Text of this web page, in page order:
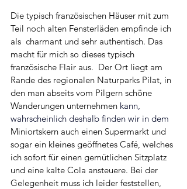
Die typisch französischen Häuser mit zum
Teil noch alten Fensterläden empfinde ich
als  charmant und sehr authentisch. Das
macht für mich so dieses typisch
französische Flair aus.  Der Ort liegt am
Rande des regionalen Naturparks Pilat, in
den man abseits vom Pilgern schöne
Wanderungen unternehmen kann,
wahrscheinlich deshalb finden wir in dem
Miniortskern auch einen Supermarkt und
sogar ein kleines geöffnetes Café, welches
ich sofort für einen gemütlichen Sitzplatz
und eine kalte Cola ansteuere. Bei der
Gelegenheit muss ich leider feststellen,